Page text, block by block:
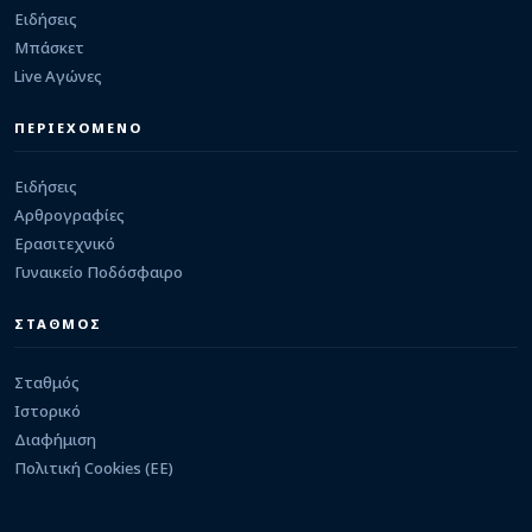
05/08/2026 · 23:29
Ειδήσεις
Μπάσκετ
Live Αγώνες
ΠΕΡΙΕΧΟΜΕΝΟ
Ειδήσεις
Αρθρογραφίες
Ερασιτεχνικό
Γυναικείο Ποδόσφαιρο
ΣΤΑΘΜΟΣ
Σταθμός
Ιστορικό
Διαφήμιση
Πολιτική Cookies (ΕΕ)